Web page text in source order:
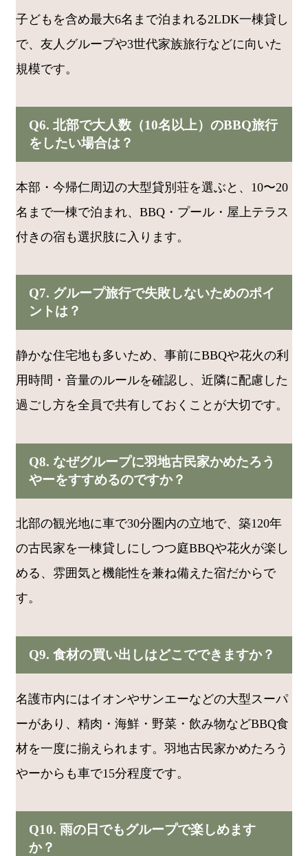
子どもを含め最大6名まで泊まれる2LDK一棟貸し
で、友人グループや3世代家族旅行などに向いた
規模です。
Q6. 北部で大人数（10名以上）のBBQ旅行
をしたい場合は？
本部・今帰仁周辺の大型貸別荘を選ぶと、10〜20
名まで一棟で泊まれ、BBQ・プール・屋上テラス
付きの宿も選択肢に入ります。
Q7. グループ旅行で失敗しないためのポイ
ントは？
静かな住宅地も多いため、事前にBBQや花火の利
用時間・音量のルールを確認し、近隣に配慮した
過ごし方を全員で共有しておくことが大切です。
Q8. なぜグループに羽地古民家かめたろう
やーをすすめるのですか？
北部の観光地に車で30分圏内の立地で、築120年
の古民家を一棟貸しにしつつ庭BBQや花火が楽し
める、雰囲気と機能性を兼ね備えた宿だからで
す。
Q9. 食材の買い出しはどこでできますか？
名護市内にはイオンやサンエーなどの大型スーパ
ーがあり、精肉・海鮮・野菜・飲み物などBBQ食
材を一度に揃えられます。羽地古民家かめたろう
やーからも車で15分程度です。
Q10. 雨の日でもグループで楽しめます
か？